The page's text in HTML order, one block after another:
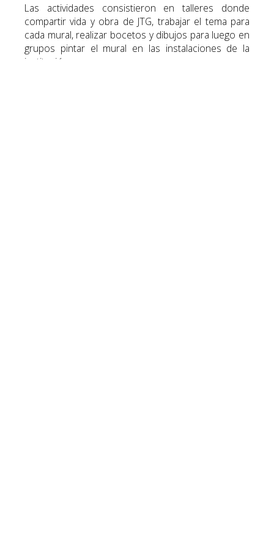
Las actividades consistieron en talleres donde
compartir vida y obra de JTG, trabajar el tema para
cada mural, realizar bocetos y dibujos para luego en
grupos pintar el mural en las instalaciones de la
institución.